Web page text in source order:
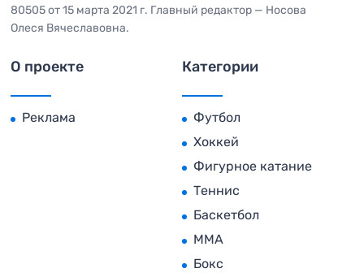
80505 от 15 марта 2021 г. Главный редактор — Носова
Олеся Вячеславовна.
О проекте
Реклама
Категории
Футбол
Хоккей
Фигурное катание
Теннис
Баскетбол
MMA
Бокс